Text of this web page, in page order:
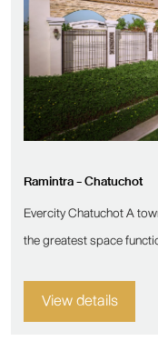
Ramintra - Chatuchot
Evercity Chatuchot A
the greatest space
View details